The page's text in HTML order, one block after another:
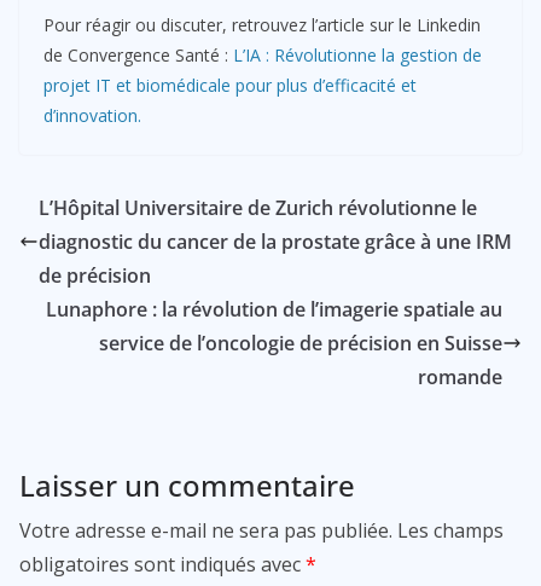
Pour réagir ou discuter, retrouvez l’article sur le Linkedin
de Convergence Santé : L’IA : Révolutionne la gestion de
projet IT et biomédicale pour plus d’efficacité et
d’innovation.
L’Hôpital Universitaire de Zurich révolutionne le
diagnostic du cancer de la prostate grâce à une IRM
de précision
Lunaphore : la révolution de l’imagerie spatiale au
service de l’oncologie de précision en Suisse
romande
Laisser un commentaire
Votre adresse e-mail ne sera pas publiée. Les champs
obligatoires sont indiqués avec*